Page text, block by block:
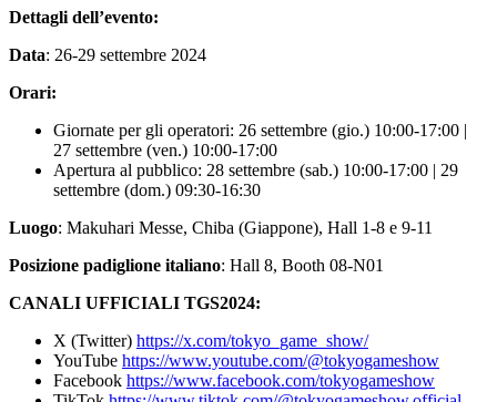
Dettagli dell’evento:
Data: 26-29 settembre 2024
Orari:
Giornate per gli operatori: 26 settembre (gio.) 10:00-17:00 |
27 settembre (ven.) 10:00-17:00
Apertura al pubblico: 28 settembre (sab.) 10:00-17:00 | 29
settembre (dom.) 09:30-16:30
Luogo: Makuhari Messe, Chiba (Giappone), Hall 1-8 e 9-11
Posizione padiglione italiano: Hall 8, Booth 08-N01
CANALI UFFICIALI TGS2024:
X (Twitter) https://x.com/tokyo_game_show/
YouTube https://www.youtube.com/@tokyogameshow
Facebook https://www.facebook.com/tokyogameshow